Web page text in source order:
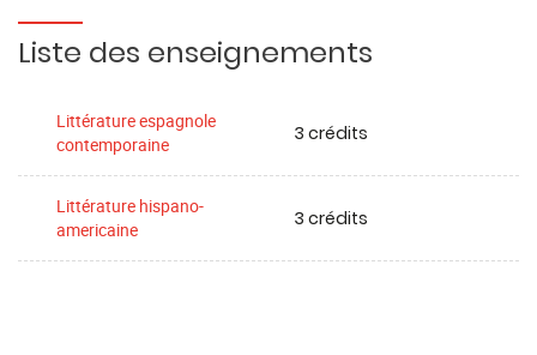
Liste des enseignements
Littérature espagnole
contemporaine
3 crédits
Littérature hispano-
americaine
3 crédits